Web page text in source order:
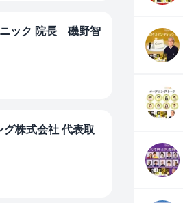
ニック 院長 磯野智
株式会社 代表取